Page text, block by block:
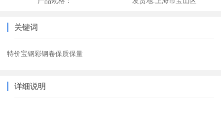
关键词
特价宝钢彩钢卷保质保量
详细说明